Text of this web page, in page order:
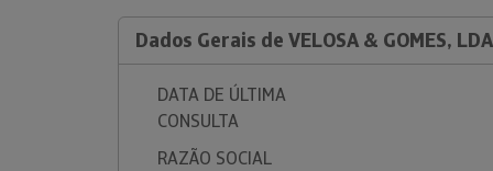
Dados Gerais de VELOSA & GOMES,
DATA DE ÚLTIMA
CONSULTA
RAZÃO SOCIAL